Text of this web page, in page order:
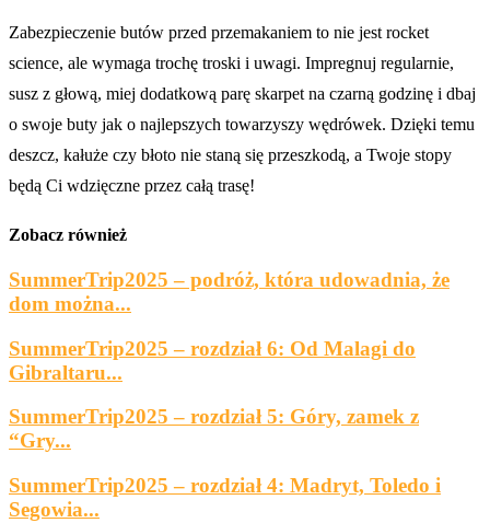
Zabezpieczenie butów przed przemakaniem to nie jest rocket
science, ale wymaga trochę troski i uwagi. Impregnuj regularnie,
susz z głową, miej dodatkową parę skarpet na czarną godzinę i dbaj
o swoje buty jak o najlepszych towarzyszy wędrówek. Dzięki temu
deszcz, kałuże czy błoto nie staną się przeszkodą, a Twoje stopy
będą Ci wdzięczne przez całą trasę!
Zobacz również
SummerTrip2025 – podróż, która udowadnia, że
dom można...
SummerTrip2025 – rozdział 6: Od Malagi do
Gibraltaru...
SummerTrip2025 – rozdział 5: Góry, zamek z
“Gry...
SummerTrip2025 – rozdział 4: Madryt, Toledo i
Segowia...